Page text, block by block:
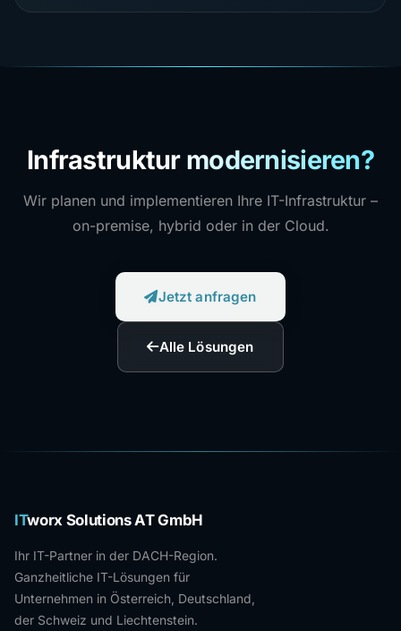
Infrastruktur modernisieren?
Wir planen und implementieren Ihre IT-Infrastruktur –
on-premise, hybrid oder in der Cloud.
Jetzt anfragen
Alle Lösungen
ITworx Solutions AT GmbH
Ihr IT-Partner in der DACH-Region.
Ganzheitliche IT-Lösungen für
Unternehmen in Österreich, Deutschland,
der Schweiz und Liechtenstein.